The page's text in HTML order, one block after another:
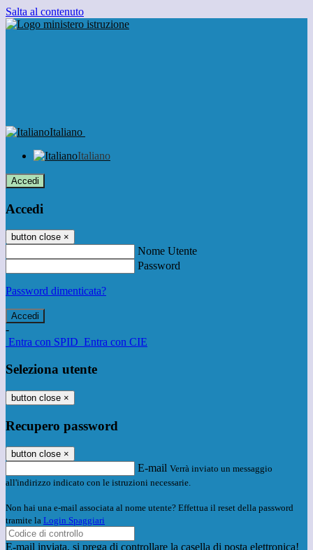
Salta al contenuto
Italiano
Italiano
Accedi
Accedi
button close ×
Nome Utente
Password
Password dimenticata?
-
Entra con SPID Entra con CIE
Seleziona utente
button close ×
Recupero password
button close ×
E-mail Verrà inviato un messaggio
all'indirizzo indicato con le istruzioni necessarie.
Non hai una e-mail associata al nome utente? Effettua il reset della password
tramite la Login Spaggiari
E-mail inviata, si prega di controllare la casella di posta elettronica!